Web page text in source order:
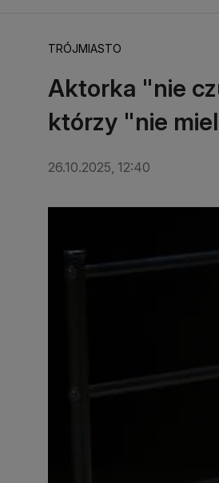
TRÓJMIASTO
Aktorka "nie
którzy "nie
26.10.2025, 12:40